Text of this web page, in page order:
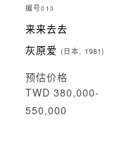
编号013
来来去去
灰原爱 (日本, 1981)
预估价格
TWD 380,000-
550,000